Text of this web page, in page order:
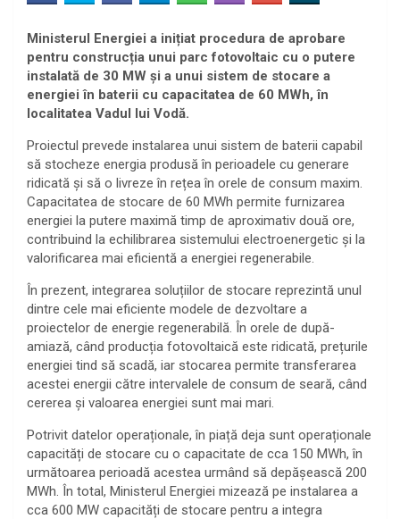
Ministerul Energiei a inițiat procedura de aprobare
pentru construcția unui parc fotovoltaic cu o putere
instalată de 30 MW și a unui sistem de stocare a
energiei în baterii cu capacitatea de 60 MWh, în
localitatea Vadul lui Vodă.
Proiectul prevede instalarea unui sistem de baterii capabil
să stocheze energia produsă în perioadele cu generare
ridicată și să o livreze în rețea în orele de consum maxim.
Capacitatea de stocare de 60 MWh permite furnizarea
energiei la putere maximă timp de aproximativ două ore,
contribuind la echilibrarea sistemului electroenergetic și la
valorificarea mai eficientă a energiei regenerabile.
În prezent, integrarea soluțiilor de stocare reprezintă unul
dintre cele mai eficiente modele de dezvoltare a
proiectelor de energie regenerabilă. În orele de după-
amiază, când producția fotovoltaică este ridicată, prețurile
energiei tind să scadă, iar stocarea permite transferarea
acestei energii către intervalele de consum de seară, când
cererea și valoarea energiei sunt mai mari.
Potrivit datelor operaționale, în piață deja sunt operaționale
capacități de stocare cu o capacitate de cca 150 MWh, în
următoarea perioadă acestea urmând să depășească 200
MWh. În total, Ministerul Energiei mizează pe instalarea a
cca 600 MW capacități de stocare pentru a integra